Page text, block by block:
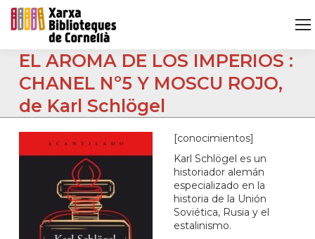
EL AROMA DE LOS IMPERIOS :
CHANEL Nº5 Y MOSCU ROJO,
de Karl Schlögel
[conocimientos]
Karl Schlögel es un
historiador alemán
especializado en la
historia de la Unión
Soviética, Rusia y el
estalinismo.